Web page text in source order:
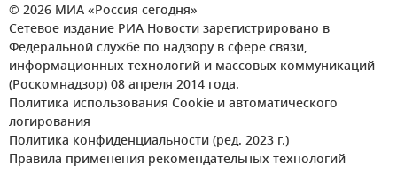
© 2026 МИА «Россия сегодня»
Сетевое издание РИА Новости зарегистрировано в
Федеральной службе по надзору в сфере связи,
информационных технологий и массовых коммуникаций
(Роскомнадзор) 08 апреля 2014 года.
Политика использования Cookie и автоматического
логирования
Политика конфиденциальности (ред. 2023 г.)
Правила применения рекомендательных технологий